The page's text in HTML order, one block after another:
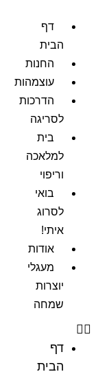
דף
הבית
החנות
עוצמהות
הדרכות
לסריגה
בית
למלאכה
וריפוי
בואי
לסרוג
איתי!
אודות
מעגלי
יוצרות
שמחה
דף
הבית